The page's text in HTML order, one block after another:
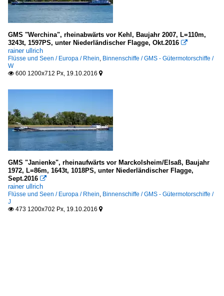
GMS "Werchina", rheinabwärts vor Kehl, Baujahr 2007, L=110m,
3243t, 1597PS, unter Niederländischer Flagge, Okt.2016 
rainer ullrich
Flüsse und Seen / Europa / Rhein, Binnenschiffe / GMS - Gütermotorschiffe /
W
 600 1200x712 Px, 19.10.2016 
GMS "Janienke", rheinaufwärts vor Marckolsheim/Elsaß, Baujahr
1972, L=86m, 1643t, 1018PS, unter Niederländischer Flagge,
Sept.2016 
rainer ullrich
Flüsse und Seen / Europa / Rhein, Binnenschiffe / GMS - Gütermotorschiffe /
J
 473 1200x702 Px, 19.10.2016 